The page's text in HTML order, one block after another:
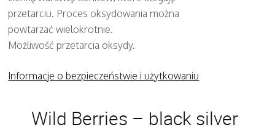
przetarciu. Proces oksydowania można
powtarzać wielokrotnie.
Możliwość przetarcia oksydy.
Informacje o bezpieczeństwie i użytkowaniu
Wild Berries – black silver